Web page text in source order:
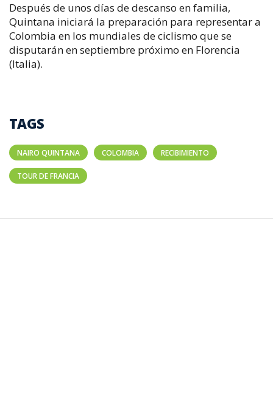
Después de unos días de descanso en familia,
Quintana iniciará la preparación para representar a
Colombia en los mundiales de ciclismo que se
disputarán en septiembre próximo en Florencia
(Italia).
TAGS
NAIRO QUINTANA COLOMBIA RECIBIMIENTO
TOUR DE FRANCIA